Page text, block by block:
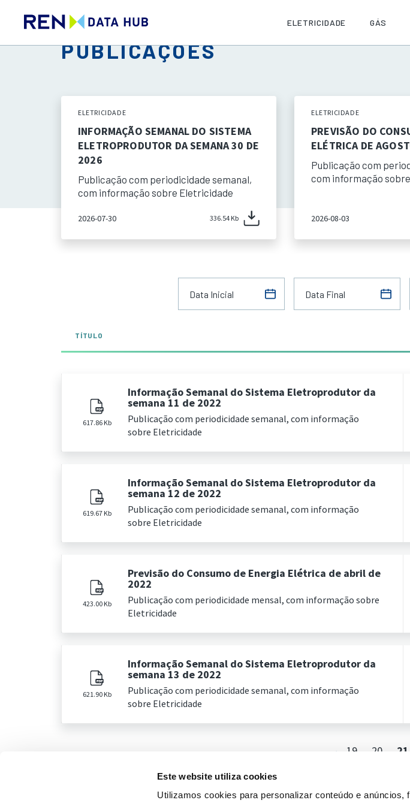
Este website utiliza cookies
Utilizamos cookies para personalizar conteúdo e
ELETRICIDADE GÁS
PUBLICAÇÕES
ELETRICIDADE
INFORMAÇÃO SEMANAL DO SISTEMA
ELETROPRODUTOR DA SEMANA 30 DE
2026
Publicação com periodicidade semanal,
com informação sobre Eletricidade
2026-07-30 336.54 Kb
ELETRICIDADE
PREVISÃO DO
ELÉTRICA DE
Publicação com
com informação
2026-08-03
TÍTULO
617.86 Kb
Informação Semanal do Sistema Eletroprodutor da
semana 11 de 2022
Publicação com periodicidade semanal, com informação
sobre Eletricidade
619.67 Kb
Informação Semanal do Sistema Eletroprodutor da
semana 12 de 2022
Publicação com periodicidade semanal, com informação
sobre Eletricidade
423.00 Kb
Previsão do Consumo de Energia Elétrica de abril de
2022
Publicação com periodicidade mensal, com informação sobre
Eletricidade
621.90 Kb
Informação Semanal do Sistema Eletroprodutor da
semana 13 de 2022
Publicação com periodicidade semanal, com informação
sobre Eletricidade
19 20 21